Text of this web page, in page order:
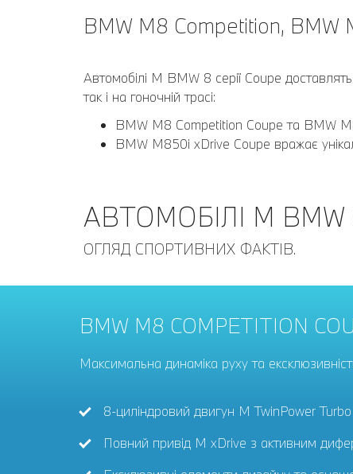
BMW M8 Competition, BMW
Автомобілі M BMW 8 серії Coupe
так і на гоночній трасі:
BMW M8 Competition Coupe та BMW
BMW M850i xDrive Coupe вражає
АВТОМОБІЛІ M BMW
ОГЛЯД СПОРТИВНИХ ФАКТІВ.
BMW M8 COMPETITION
Максимальна динаміка руху та
8-циліндровий двигун M TwinPower
Повний привід M xDrive з активним
BMW M8 COUPE
Динаміка руху та розкіш на найвищому рівні.
8-циліндровий двигун M TwinPower Turbo
BMW M850i xDRIVE COUPE
Потужність із розкішним характером.
8-циліндровий двигун M TwinPower Turbo